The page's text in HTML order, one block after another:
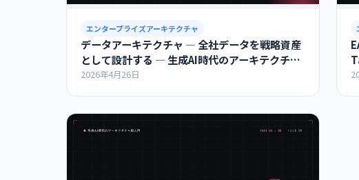
エンタープライズアーキテクチャ
データアーキテクチャ ― 全社データを戦略資産
として設計する ― 生成AI時代のアーキテクチャ
超入門
2026年4月26日